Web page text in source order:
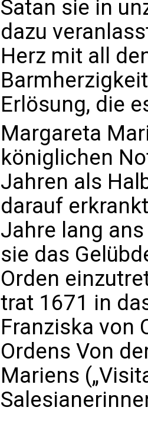
Satan sie in
dazu
Herz mit all
Erlösung, die
Margareta
königlichen
Jahren als
darauf
Jahre lang
sie das
Orden
trat 1671 in
Franziska von
Ordens Von
Mariens